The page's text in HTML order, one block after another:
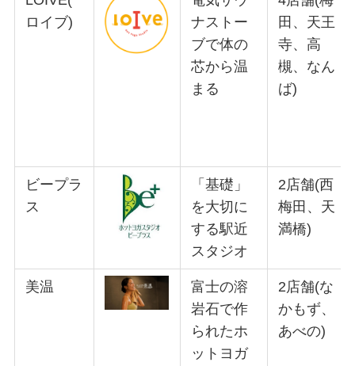
ロイブ)
ナストー
ブで体の
芯から温
まる
田、天王
寺、高
槻、なん
ば)
ビープラ
ス
「基礎」
を大切に
する駅近
スタジオ
2店舗(西
梅田、天
満橋)
美温
富士の溶
岩石で作
られたホ
ットヨガ
2店舗(な
かもず、
あべの)